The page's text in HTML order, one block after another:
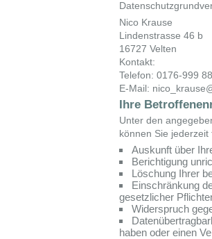
Nico Krause
Lindenstrasse 46 b
16727 Velten
Kontakt:
Telefon: 0176-999
E-Mail:
Ihre
Unter den
können Sie
Auskunft über
Berichtigung
Löschung Ihrer
Einschränkung
gesetzlicher
Widerspruch
haben oder einen